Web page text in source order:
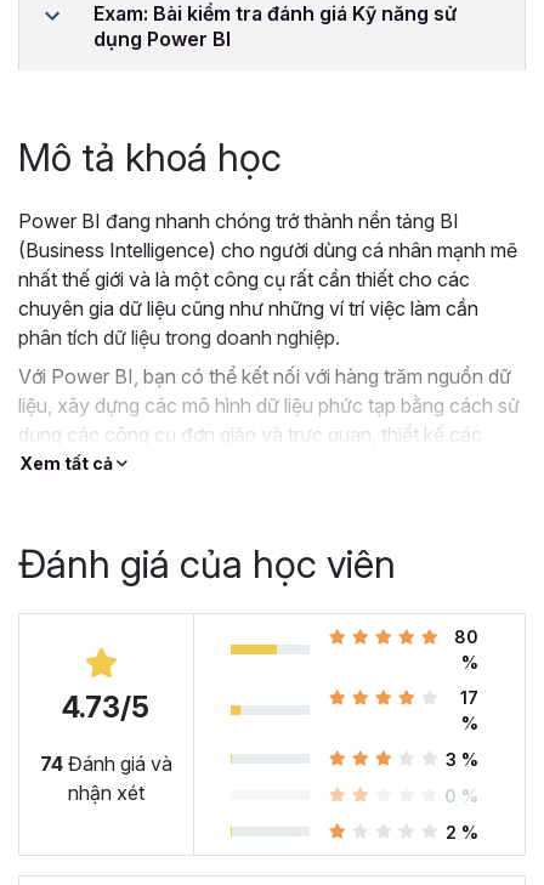
Exam: Bài kiểm tra đánh giá Kỹ năng sử
dụng Power BI
Mô tả khoá học
Power BI đang nhanh chóng trở thành nền tảng BI
(Business Intelligence) cho người dùng cá nhân mạnh mẽ
nhất thế giới và là một công cụ rất cần thiết cho các
chuyên gia dữ liệu cũng như những ví trí việc làm cần
phân tích dữ liệu trong doanh nghiệp.
Với Power BI, bạn có thể kết nối với hàng trăm nguồn dữ
liệu, xây dựng các mô hình dữ liệu phức tạp bằng cách sử
dụng các công cụ đơn giản và trực quan, thiết kế các
Dashboard tương tác tuyệt đẹp và tất cả đều miễn phí.
Tuyệt đỉnh Power BI - Thành thạo trực quan hóa và
Phân tích dữ liệu
của Gitiho.com sẽ là một giải pháp
tuyệt vời dành cho bạn.
Tại sao bạn nên chọn khóa
học PBIG01 - Tuyệt đỉnh
Power BI tại Gitiho?
Trong khóa học Power BI này, bạn sẽ làm việc giống như
phân tích dữ liệu
kinh doanh cho
Adventure Works Cycles (một công ty sản xuất toàn
Xem tất cả
Đánh giá của học viên
4.73/5
74Đánh giá và
nhận xét
80
%
17
%
3 %
0 %
2 %